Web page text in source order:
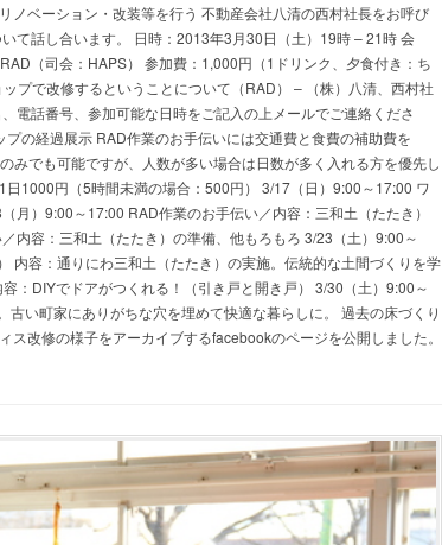
ノベーション・改装等を行う 不動産会社八清の西村社長をお呼び
て話し合います。 日時：2013年3月30日（土）19時 – 21時 会
（司会：HAPS） 参加費：1,000円（1ドリンク、夕食付き：ち
プで改修するということについて（RAD） – （株）八清、西村社
電話番号、参加可能な日時をご記入の上メールでご連絡くださ
の経過展示 RAD作業のお手伝いには交通費と食費の補助費を
みでも可能ですが、人数が多い場合は日数が多く入れる方を優先し
1000円（5時間未満の場合：500円） 3/17（日）9:00～17:00 ワ
月）9:00～17:00 RAD作業のお手伝い／内容：三和土（たたき）
内容：三和土（たたき）の準備、他もろもろ 3/23（土）9:00～
内容：通りにわ三和土（たたき）の実施。伝統的な土間づくりを学
：DIYでドアがつくれる！（引き戸と開き戸） 3/30（土）9:00～
い町家にありがちな穴を埋めて快適な暮らしに。 過去の床づくり
改修の様子をアーカイブするfacebookのページを公開しました。